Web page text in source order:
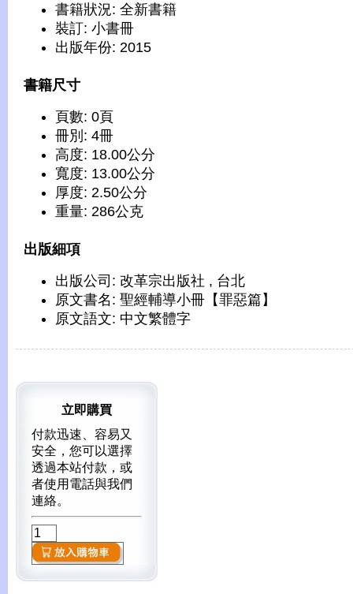
書籍狀況: 全新書籍
裝訂: 小書冊
出版年份: 2015
書籍尺寸
頁數: 0頁
冊別: 4冊
高度: 18.00公分
寬度: 13.00公分
厚度: 2.50公分
重量: 286公克
出版細項
出版公司: 改革宗出版社 , 台北
原文書名: 聖經輔導小冊【罪惡篇】
原文語文: 中文繁體字
立即購買
付款迅速、容易又
安全，您可以選擇
透過本站付款，或
者使用電話與我們
連絡。